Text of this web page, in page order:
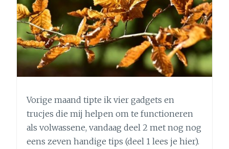
Vorige maand tipte ik vier gadgets en
trucjes die mij helpen om te functioneren
als volwassene, vandaag deel 2 met nog nog
eens zeven handige tips (deel 1 lees je hier).